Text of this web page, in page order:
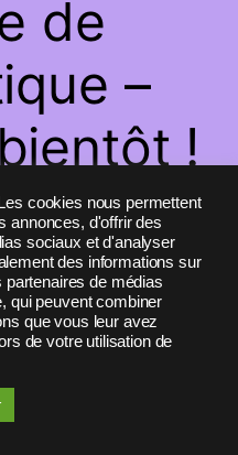
de
–
!
cookies nous permettent
annonces, d'offrir des
sociaux et d'analyser
des informations sur
partenaires de médias
qui peuvent combiner
que vous leur avez
de votre utilisation de